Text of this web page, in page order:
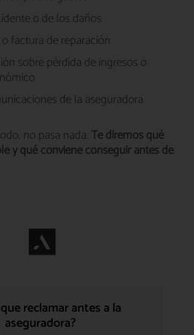
o de los daños
factura de reparación
sobre pérdida de ingresos o
de la aseguradora
no pasa nada.Te diremos qué
y qué conviene conseguir antes de
reclamar antes a la
aseguradora?